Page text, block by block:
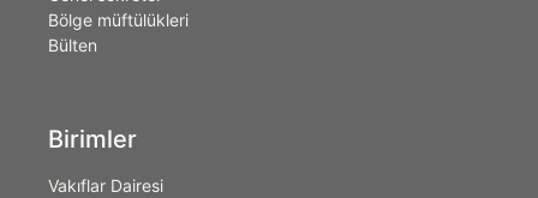
Bölge müftülükleri
Bülten
Birimler
Vakıflar Dairesi